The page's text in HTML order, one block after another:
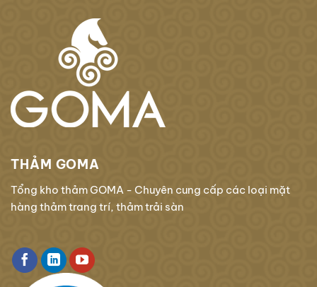
THẢM GOMA
Tổng kho thảm GOMA - Chuyên cung cấp các loại mặt
hàng thảm trang trí, thảm trải sàn